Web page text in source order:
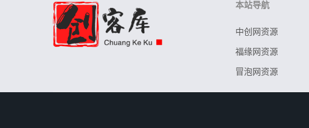
本站导航
中创网资源
福缘网资源
冒泡网资源